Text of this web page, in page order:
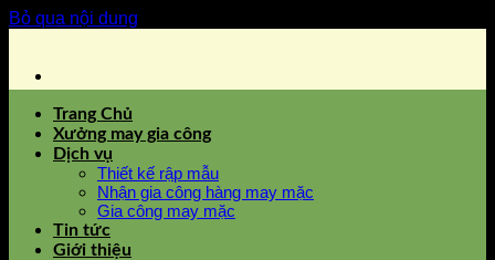
Bỏ qua nội dung
Trang Chủ
Xưởng may gia công
Dịch vụ
Thiết kế rập mẫu
Nhận gia công hàng may mặc
Gia công may mặc
Tin tức
Giới thiệu